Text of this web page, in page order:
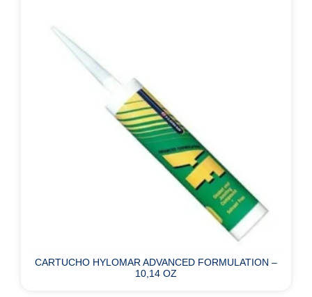
CARTUCHO HYLOMAR ADVANCED FORMULATION –
10,14 OZ